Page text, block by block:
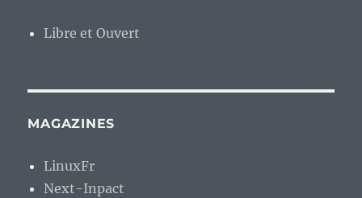
Libre et Ouvert
MAGAZINES
LinuxFr
Next-Inpact